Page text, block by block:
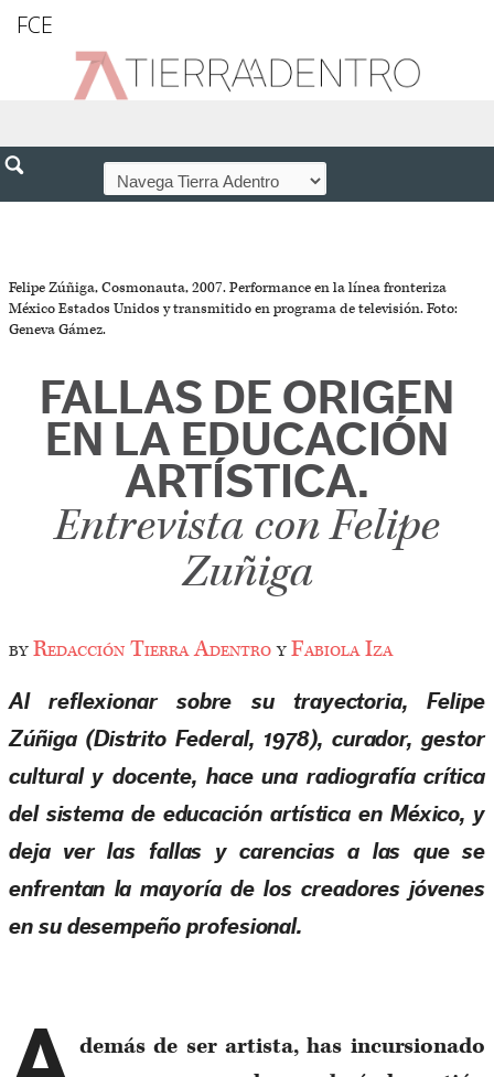
FCE
Felipe Zúñiga, Cosmonauta, 2007. Performance en la línea fronteriza
México Estados Unidos y transmitido en programa de televisión. Foto:
Geneva Gámez.
FALLAS DE ORIGEN
EN LA EDUCACIÓN
ARTÍSTICA.
Entrevista con Felipe
Zuñiga
byRedacción Tierra AdentroyFabiola Iza
Al reflexionar sobre su trayectoria, Felipe
Zúñiga (Distrito Federal, 1978), curador, gestor
cultural y docente, hace una radiografía crítica
del sistema de educación artística en México, y
deja ver las fallas y carencias a las que se
enfrentan la mayoría de los creadores jóvenes
en su desempeño profesional.
demás de ser artista, has incursionado